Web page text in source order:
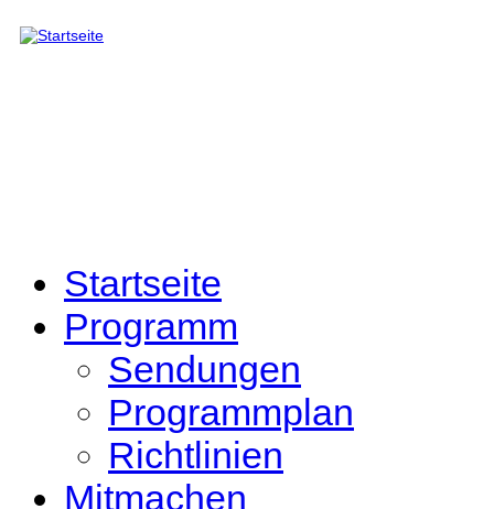
Direkt zum Inhalt
Startseite
Programm
Sendungen
Programmplan
Richtlinien
Mitmachen